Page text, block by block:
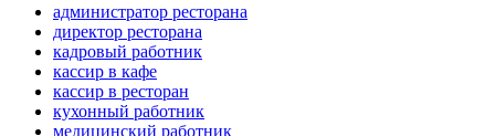
администратор ресторана
директор ресторана
кадровый работник
кассир в кафе
кассир в ресторан
кухонный работник
медицинский работник